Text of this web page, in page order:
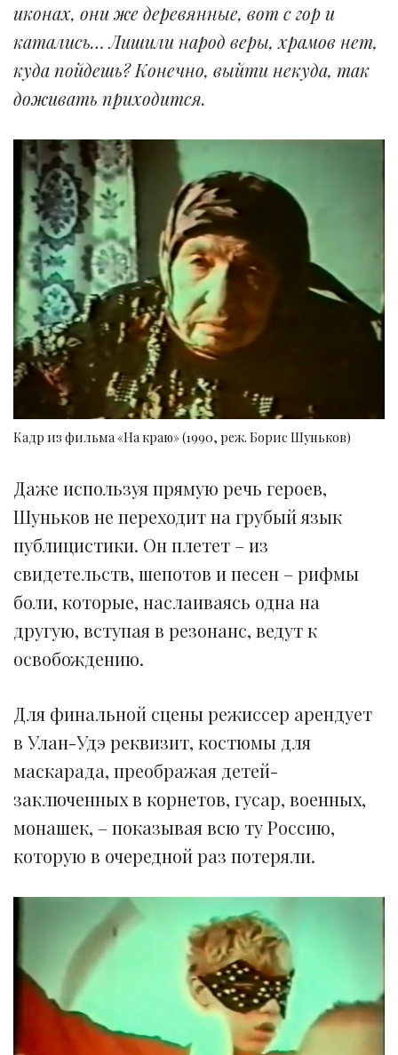
иконах, они же деревянные, вот с гор и
катались… Лишили народ веры, храмов нет,
куда пойдешь? Конечно, выйти некуда, так
доживать приходится.
Кадр из фильма «На краю» (1990, реж. Борис Шуньков)
Даже используя прямую речь героев,
Шуньков не переходит на грубый язык
публицистики. Он плетет – из
свидетельств, шепотов и песен – рифмы
боли, которые, наслаиваясь одна на
другую, вступая в резонанс, ведут к
освобождению.
Для финальной сцены режиссер арендует
в Улан-Удэ реквизит, костюмы для
маскарада, преображая детей-
заключенных в корнетов, гусар, военных,
монашек, – показывая всю ту Россию,
которую в очередной раз потеряли.